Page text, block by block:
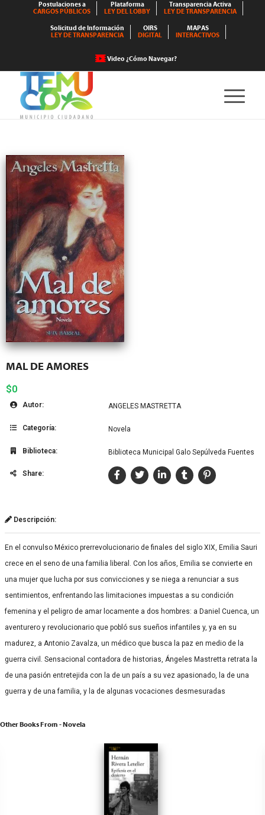
Postulaciones a
CARGOS PÚBLICOS
Plataforma
LEY DEL LOBBY
Transparencia Activa
LEY DE TRANSPARENCIA
Solicitud de Información
LEY DE TRANSPARENCIA
OIRS
DIGITAL
MAPAS
INTERACTIVOS
Video ¿Cómo Navegar?
MAL DE AMORES
$0
Autor: ANGELES MASTRETTA
Categoría: Novela
Biblioteca: Biblioteca Municipal Galo Sepúlveda Fuentes
Share:
Descripción:
En el convulso México prerrevolucionario de finales del siglo XIX, Emilia Sauri
crece en el seno de una familia liberal. Con los años, Emilia se convierte en
una mujer que lucha por sus convicciones y se niega a renunciar a sus
sentimientos, enfrentando las limitaciones impuestas a su condición
femenina y el peligro de amar locamente a dos hombres: a Daniel Cuenca, un
aventurero y revolucionario que pobló sus sueños infantiles y, ya en su
madurez, a Antonio Zavalza, un médico que busca la paz en medio de la
guerra civil. Sensacional contadora de historias, Ángeles Mastretta retrata la
de una pasión entretejida con la de un país a su vez apasionado, la de una
guerra y de una familia, y la de algunas vocaciones desmesuradas
Other Books From - Novela